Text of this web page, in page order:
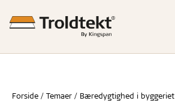
Forside Temaer Bæredygtighed i byggeriet